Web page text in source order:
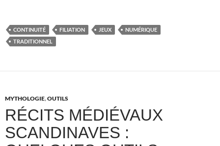
CONTINUITÉ FILIATION JEUX
NUMÉRIQUE
TRADITIONNEL
MYTHOLOGIE,OUTILS
RÉCITS MÉDIÉVAUX
SCANDINAVES :